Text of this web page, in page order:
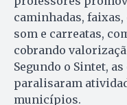
caminhadas,
som e carreatas,
cobrando
Segundo o Sintet,
paralisaram
municípios.